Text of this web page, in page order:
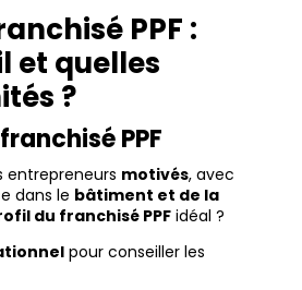
PPF :
et quelles
?
PPF
entrepreneurs motivés, avec
dans le bâtiment et de la
du franchisé PPFidéal ?
pour conseiller les